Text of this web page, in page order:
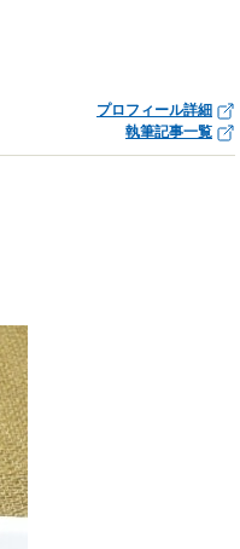
プロフィール詳細
執筆記事一覧